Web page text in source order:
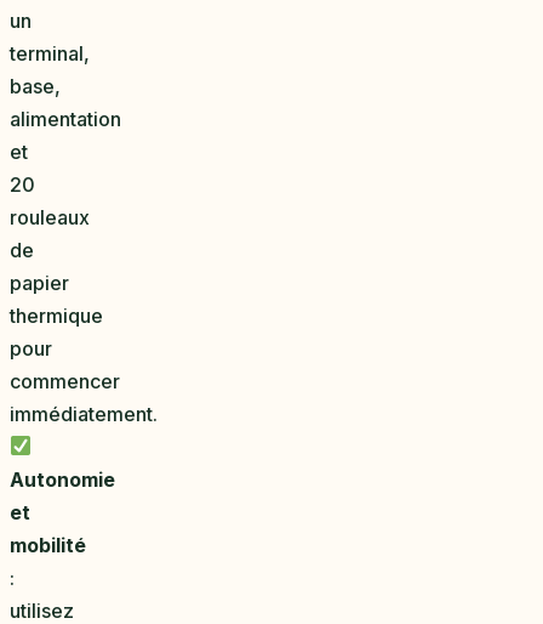
un
terminal,
base,
alimentation
et
20
rouleaux
de
papier
thermique
pour
commencer
immédiatement.
Autonomie
et
mobilité
:
utilisez